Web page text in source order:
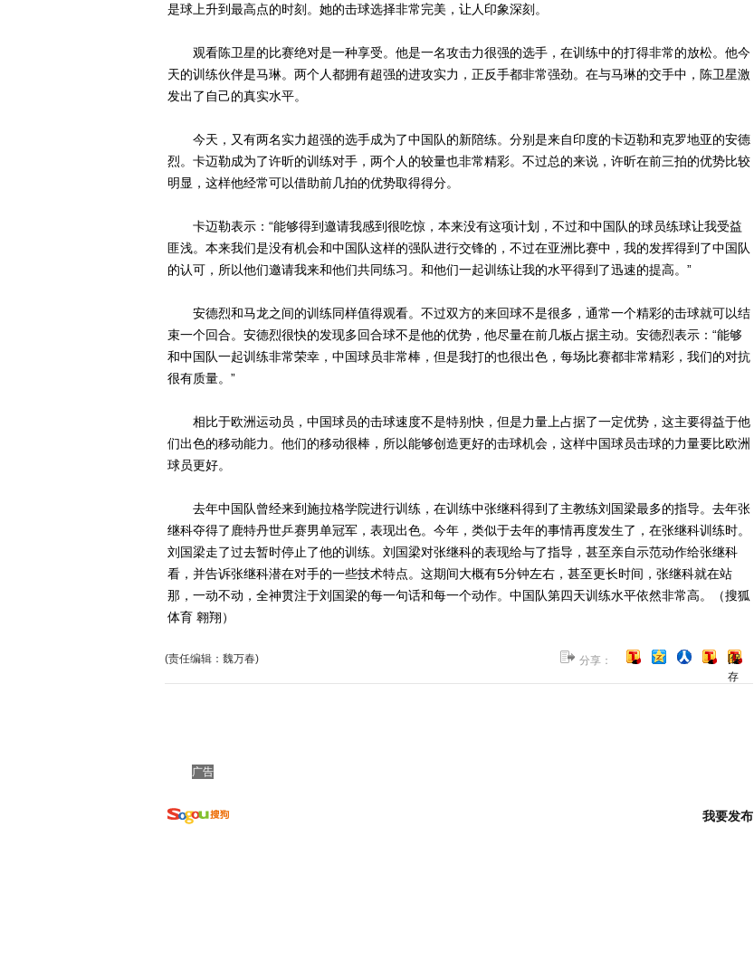
是球上升到最高点的时刻。她的击球选择非常完美，让人印象深刻。
观看陈卫星的比赛绝对是一种享受。他是一名攻击力很强的选手，在训练中的打得非常的放松。他今
天的训练伙伴是马琳。两个人都拥有超强的进攻实力，正反手都非常强劲。在与马琳的交手中，陈卫星激
发出了自己的真实水平。
今天，又有两名实力超强的选手成为了中国队的新陪练。分别是来自印度的卡迈勒和克罗地亚的安德
烈。卡迈勒成为了许昕的训练对手，两个人的较量也非常精彩。不过总的来说，许昕在前三拍的优势比较
明显，这样他经常可以借助前几拍的优势取得得分。
卡迈勒表示：“能够得到邀请我感到很吃惊，本来没有这项计划，不过和中国队的球员练球让我受益
匪浅。本来我们是没有机会和中国队这样的强队进行交锋的，不过在亚洲比赛中，我的发挥得到了中国队
的认可，所以他们邀请我来和他们共同练习。和他们一起训练让我的水平得到了迅速的提高。”
安德烈和马龙之间的训练同样值得观看。不过双方的来回球不是很多，通常一个精彩的击球就可以结
束一个回合。安德烈很快的发现多回合球不是他的优势，他尽量在前几板占据主动。安德烈表示：“能够
和中国队一起训练非常荣幸，中国球员非常棒，但是我打的也很出色，每场比赛都非常精彩，我们的对抗
很有质量。”
相比于欧洲运动员，中国球员的击球速度不是特别快，但是力量上占据了一定优势，这主要得益于他
们出色的移动能力。他们的移动很棒，所以能够创造更好的击球机会，这样中国球员击球的力量要比欧洲
球员更好。
去年中国队曾经来到施拉格学院进行训练，在训练中张继科得到了主教练刘国梁最多的指导。去年张
继科夺得了鹿特丹世乒赛男单冠军，表现出色。今年，类似于去年的事情再度发生了，在张继科训练时。
刘国梁走了过去暂时停止了他的训练。刘国梁对张继科的表现给与了指导，甚至亲自示范动作给张继科
看，并告诉张继科潜在对手的一些技术特点。这期间大概有5分钟左右，甚至更长时间，张继科就在站
那，一动不动，全神贯注于刘国梁的每一句话和每一个动作。中国队第四天训练水平依然非常高。（搜狐
体育 翱翔）
(责任编辑：魏万春) 分享：
[保
存
广告
我要发布